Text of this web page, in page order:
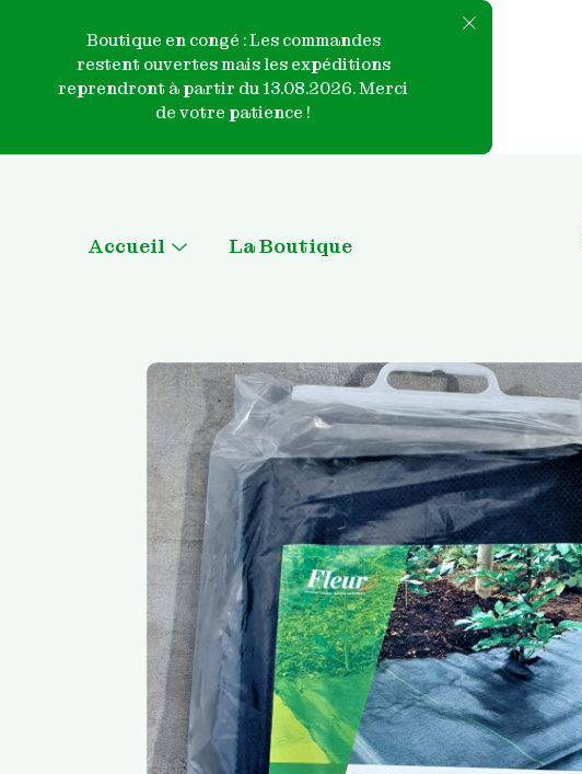
Boutique en congé : Les commandes
restent ouvertes mais les expéditions
reprendront à partir du 13.08.2026. Merci
de votre patience !
Accueil Menu
Contactez-nous
La Boutique